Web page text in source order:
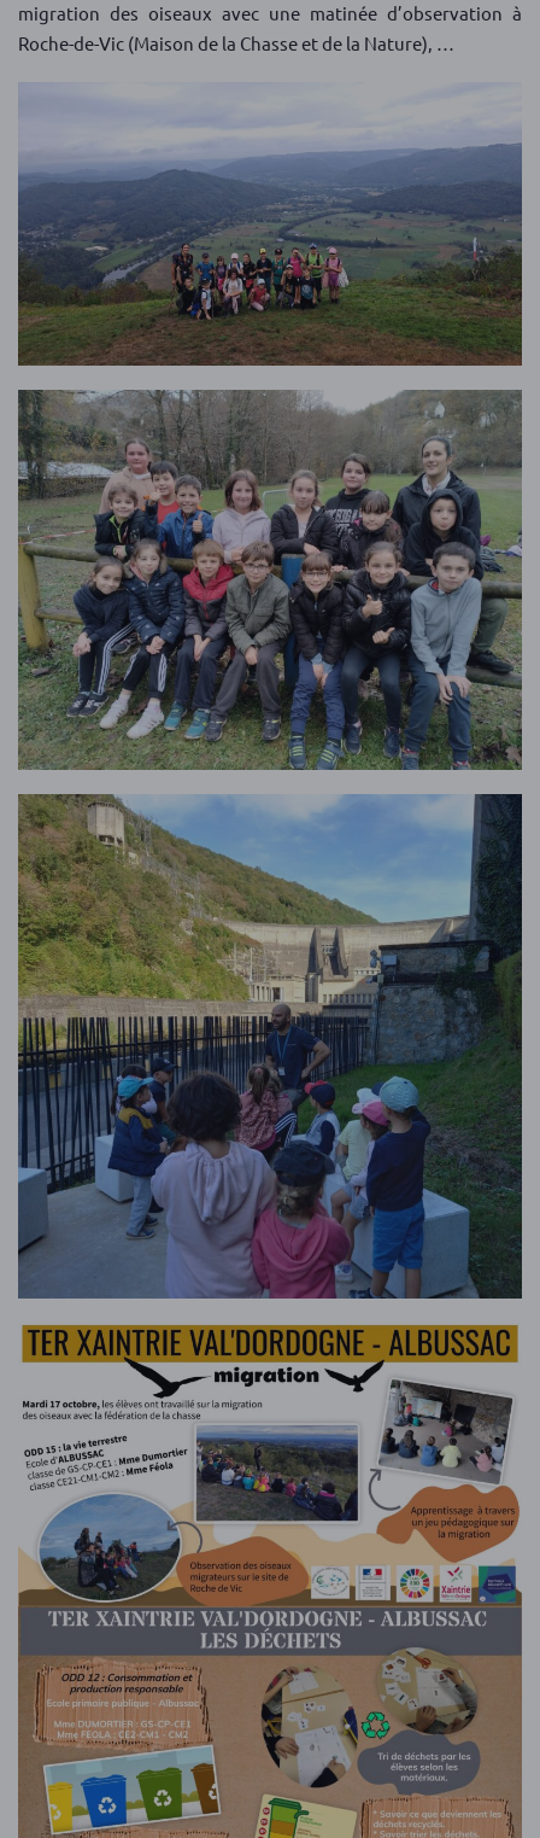
migration des oiseaux avec une matinée d’observation à
Roche-de-Vic (Maison de la Chasse et de la Nature), …